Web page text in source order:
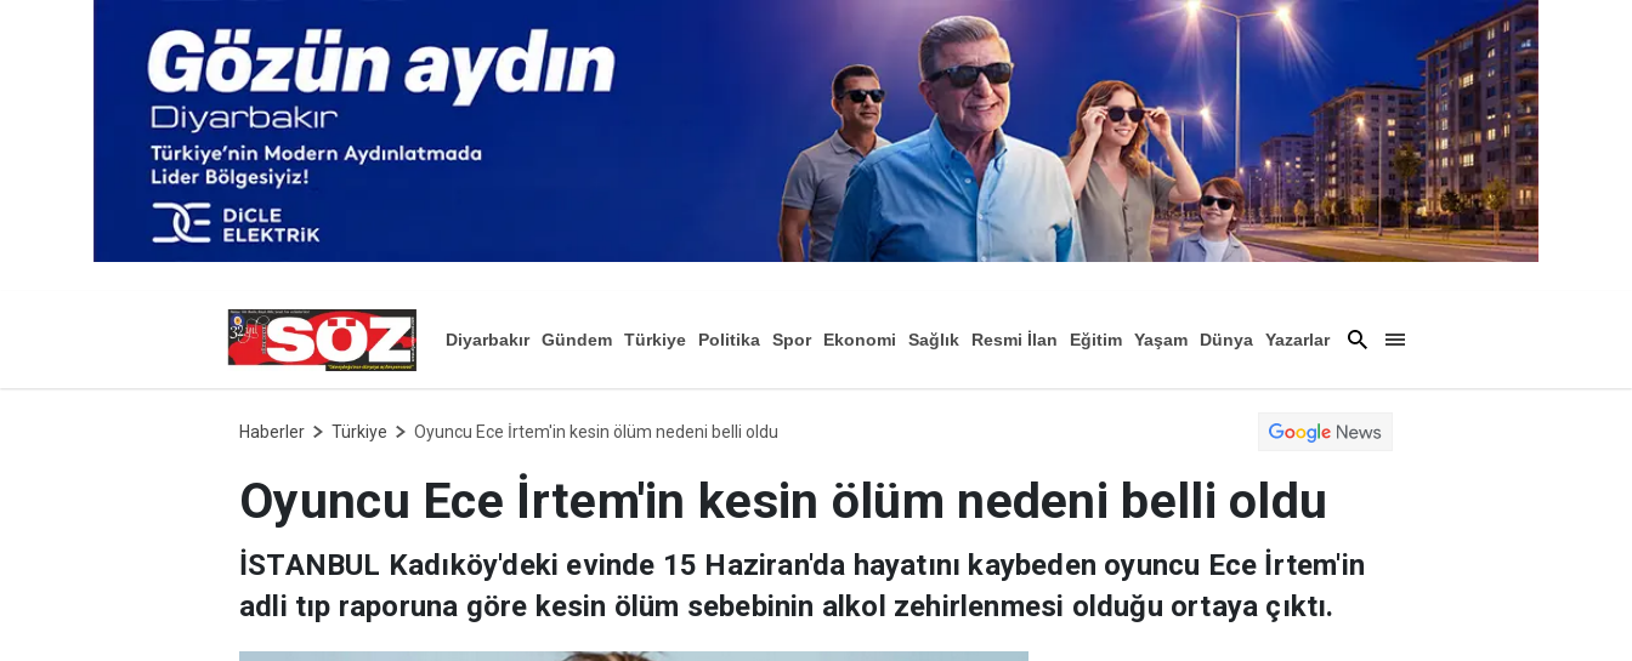
Diyarbakır Gündem Türkiye Politika Spor Ekonomi Sağlık Resmi İlan Eğitim Yaşam
Dünya
Yazarlar
Haberler Türkiye Oyuncu Ece İrtem'in kesin ölüm nedeni belli oldu
Oyuncu Ece İrtem'in kesin ölüm nedeni belli oldu
İSTANBUL Kadıköy'deki evinde 15 Haziran'da hayatını kaybeden oyuncu Ece İrtem'in
adli tıp raporuna göre kesin ölüm sebebinin alkol zehirlenmesi olduğu ortaya çıktı.